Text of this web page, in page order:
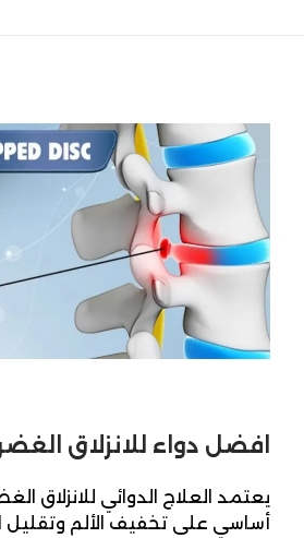
افضل دواء للانزلاق
يعتمد العلاج الدوائي للانزلاق
أساسي على تخفيف الألم وتقليل